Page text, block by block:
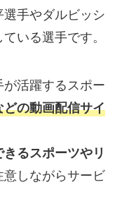
手やダルビッシ
いる選手です。
活躍するスポー
どの動画配信サイ
るスポーツやリ
意しながらサービ